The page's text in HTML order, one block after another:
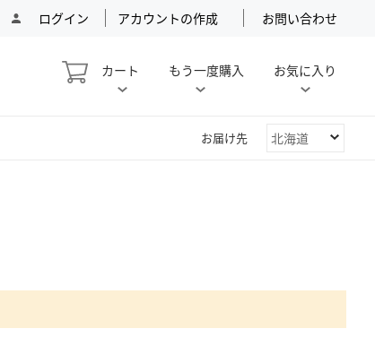
ログイン アカウントの作成 お問い合わせ
My Cartカート もう一度購入
お気に入り
お届け先